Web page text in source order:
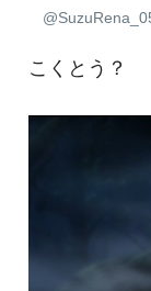
こくとう？